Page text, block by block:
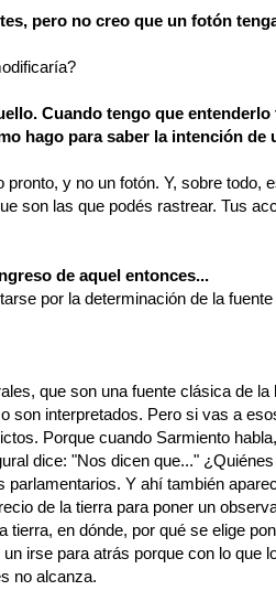
pero no creo que un fotón
Cuando tengo que entenderlo
hago para saber la intención de
y no un fotón. Y, sobre todo,
son las que podés rastrear. Tus
de aquel entonces...
por la determinación de la fuente
que son una fuente clásica de la
son interpretados. Pero si vas a
Porque cuando Sarmiento
dice: "Nos dicen que..."
Y ahí también
de la tierra para poner un
tierra, en dónde, por qué se elige
irse para atrás porque con lo que
no alcanza.